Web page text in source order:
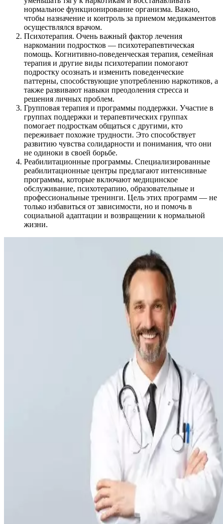
нормальное функционирование организма. Важно,
чтобы назначение и контроль за приемом медикаментов
осуществлялся врачом.
Психотерапия. Очень важный фактор лечения
наркомании подростков — психотерапевтическая
помощь. Когнитивно-поведенческая терапия, семейная
терапия и другие виды психотерапии помогают
подростку осознать и изменить поведенческие
паттерны, способствующие употреблению наркотиков, а
также развивают навыки преодоления стресса и
решения личных проблем.
Групповая терапия и программы поддержки. Участие в
группах поддержки и терапевтических группах
помогает подросткам общаться с другими, кто
переживает похожие трудности. Это способствует
развитию чувства солидарности и понимания, что они
не одиноки в своей борьбе.
Реабилитационные программы. Специализированные
реабилитационные центры предлагают интенсивные
программы, которые включают медицинское
обслуживание, психотерапию, образовательные и
профессиональные тренинги. Цель этих программ — не
только избавиться от зависимости, но и помочь в
социальной адаптации и возвращении к нормальной
жизни.